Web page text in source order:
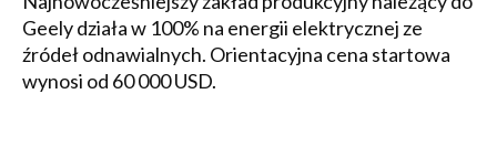
Geely działa w 100% na energii elektrycznej ze
źródeł odnawialnych. Orientacyjna cena startowa
wynosi od 60 000 USD.